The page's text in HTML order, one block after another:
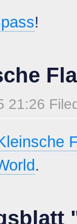
!
21:26
.